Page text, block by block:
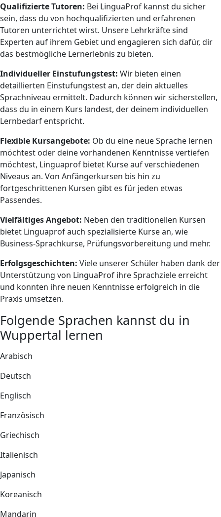
Qualifizierte Tutoren: Bei LinguaProf kannst du sicher
sein, dass du von hochqualifizierten und erfahrenen
Tutoren unterrichtet wirst. Unsere Lehrkräfte sind
Experten auf ihrem Gebiet und engagieren sich dafür, dir
das bestmögliche Lernerlebnis zu bieten.
Individueller Einstufungstest: Wir bieten einen
detaillierten Einstufungstest an, der dein aktuelles
Sprachniveau ermittelt. Dadurch können wir sicherstellen,
dass du in einem Kurs landest, der deinem individuellen
Lernbedarf entspricht.
Flexible Kursangebote: Ob du eine neue Sprache lernen
möchtest oder deine vorhandenen Kenntnisse vertiefen
möchtest, Linguaprof bietet Kurse auf verschiedenen
Niveaus an. Von Anfängerkursen bis hin zu
fortgeschrittenen Kursen gibt es für jeden etwas
Passendes.
Vielfältiges Angebot: Neben den traditionellen Kursen
bietet Linguaprof auch spezialisierte Kurse an, wie
Business-Sprachkurse, Prüfungsvorbereitung und mehr.
Erfolgsgeschichten: Viele unserer Schüler haben dank der
Unterstützung von LinguaProf ihre Sprachziele erreicht
und konnten ihre neuen Kenntnisse erfolgreich in die
Praxis umsetzen.
Folgende Sprachen kannst du in
Wuppertal lernen
Arabisch
Deutsch
Englisch
Französisch
Griechisch
Italienisch
Japanisch
Koreanisch
Mandarin